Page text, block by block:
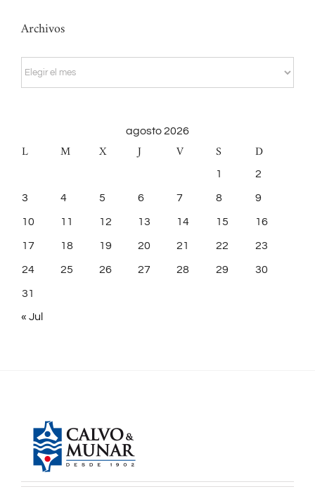
Archivos
Archivos
agosto 2026
L M X J V S D
1 2
3 4 5 6 7 8 9
10 11 12 13 14 15 16
17 18 19 20 21 22 23
24 25 26 27 28 29 30
31
« Jul